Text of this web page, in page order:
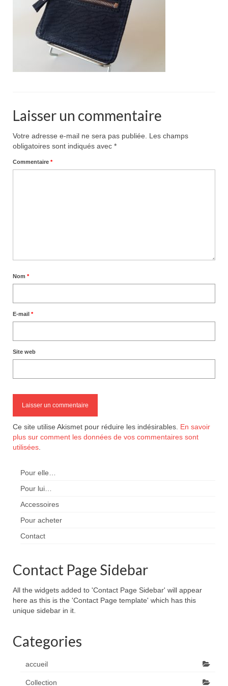
Pour acheter
Contact
Laisser un commentaire
Votre adresse e-mail ne sera pas publiée.
Les champs
obligatoires sont indiqués avec *
Commentaire *
Nom *
E-mail *
Site web
Ce site utilise Akismet pour réduire les indésirables. En savoir
plus sur comment les données de vos commentaires sont
utilisées
Pour elle…
Pour lui…
Accessoires
Pour acheter
Contact
Contact Page Sidebar
All the widgets added to 'Contact Page Sidebar' will appear
here as this is the 'Contact Page template' which has this
unique sidebar in it.
Categories
accueil
Collection